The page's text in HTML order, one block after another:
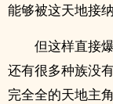
能够被这天地接
但这样直接
还有很多种族没
完全全的天地主角